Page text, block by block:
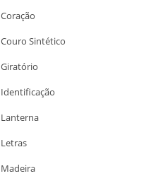
Coração
Couro Sintético
Giratório
Identificação
Lanterna
Letras
Madeira